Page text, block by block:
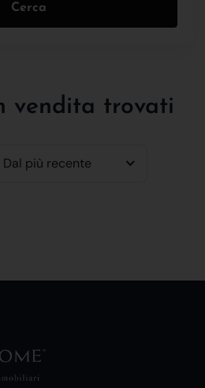
Cerca
vendita trovati
Dal più recente